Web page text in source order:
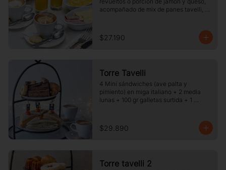
acompañado de mix de panes tavelli,
y dos café o té a elección
$27.190
Torre Tavelli
4 Mini sándwiches (ave palta y
pimiento) en miga italiano + 2 media
lunas + 100 gr galletas surtida + 1
$29.890
Torre tavelli 2